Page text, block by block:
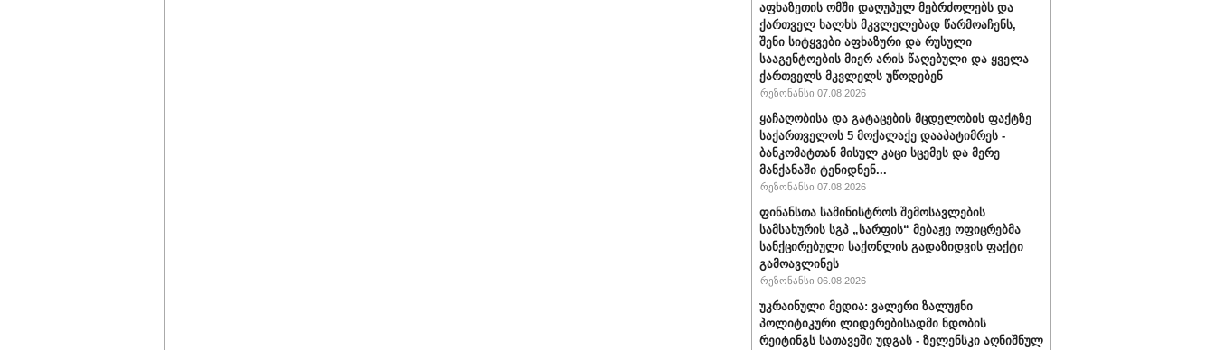
აფხაზეთის ომში დაღუპულ მებრძოლებს და
ქართველ ხალხს მკვლელებად წარმოაჩენს,
შენი სიტყვები აფხაზური და რუსული
სააგენტოების მიერ არის წაღებული და ყველა
ქართველს მკვლელს უწოდებენ
რეზონანსი 07.08.2026
ყაჩაღობისა და გატაცების მცდელობის ფაქტზე
საქართველოს 5 მოქალაქე დააპატიმრეს -
ბანკომატთან მისულ კაცი სცემეს და მერე
მანქანაში ტენიდნენ...
რეზონანსი 07.08.2026
ფინანსთა სამინისტროს შემოსავლების
სამსახურის სგპ „სარფის“ მებაჟე ოფიცრებმა
სანქცირებული საქონლის გადაზიდვის ფაქტი
გამოავლინეს
რეზონანსი 06.08.2026
უკრაინული მედია: ვალერი ზალუჟნი
პოლიტიკური ლიდერებისადმი ნდობის
რეიტინგს სათავეში უდგას - ზელენსკი აღნიშნულ